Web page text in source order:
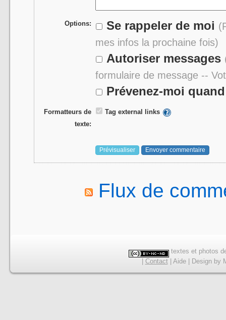
Options: Se rappeler de moi
mes infos la prochaine fois)
Autoriser messages
formulaire de message --
Prévenez-moi
Formatteurs de
texte:
Tag external links
Flux de
textes et photos
| Contact| Aide| Designby